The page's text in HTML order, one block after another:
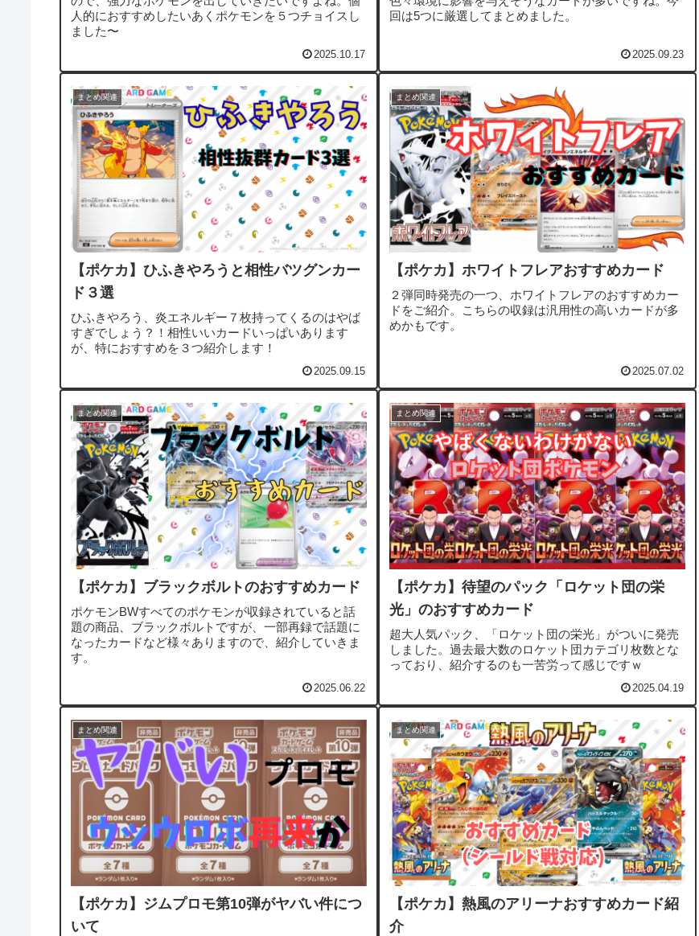
人的におすすめしたいあくポケモンを５つチョイスし
ました〜
2025.10.17
回は5つに厳選してまとめました。
2025.09.23
まとめ関連
【ポケカ】ひふきやろうと相性バツグンカー
ド３選
ひふきやろう、炎エネルギー７枚持ってくるのはやば
すぎでしょう？！相性いいカードいっぱいあります
が、特におすすめを３つ紹介します！
2025.09.15
まとめ関連
【ポケカ】ホワイトフレアおすすめカード
２弾同時発売の一つ、ホワイトフレアのおすすめカー
ドをご紹介。こちらの収録は汎用性の高いカードが多
めかもです。
2025.07.02
まとめ関連
【ポケカ】ブラックボルトのおすすめカード
ポケモンBWすべてのポケモンが収録されていると話
題の商品、ブラックボルトですが、一部再録で話題に
なったカードなど様々ありますので、紹介していきま
す。
2025.06.22
まとめ関連
【ポケカ】待望のパック「ロケット団の栄
光」のおすすめカード
超大人気パック、「ロケット団の栄光」がついに発売
しました。過去最大数のロケット団カテゴリ枚数とな
っており、紹介するのも一苦労って感じですｗ
2025.04.19
まとめ関連
【ポケカ】ジムプロモ第10弾がヤバい件につ
いて
まとめ関連
【ポケカ】熱風のアリーナおすすめカード紹
介